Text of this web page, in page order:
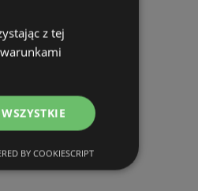
z tej
BY COOKIESCRIPT